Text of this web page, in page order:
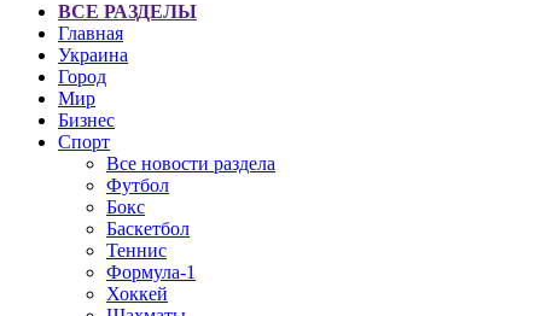
ВСЕ РАЗДЕЛЫ
Главная
Украина
Город
Мир
Бизнес
Спорт
Все новости раздела
Футбол
Бокс
Баскетбол
Теннис
Формула-1
Хоккей